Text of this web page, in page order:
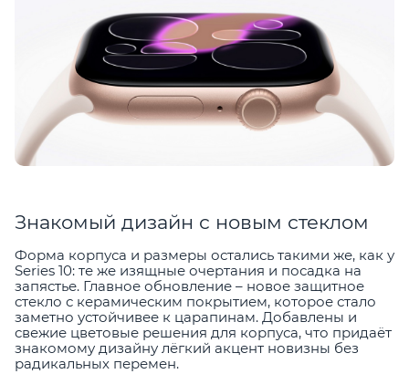
Знакомый дизайн с новым стеклом
Форма корпуса и размеры остались такими же, как у
Series 10: те же изящные очертания и посадка на
запястье. Главное обновление – новое защитное
стекло с керамическим покрытием, которое стало
заметно устойчивее к царапинам. Добавлены и
свежие цветовые решения для корпуса, что придаёт
знакомому дизайну лёгкий акцент новизны без
радикальных перемен.